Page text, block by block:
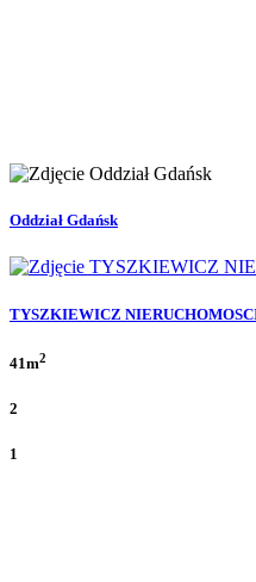
Oddział Gdańsk
TYSZKIEWICZ
41m2
2
1